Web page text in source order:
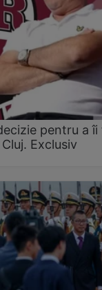
pentru a îi
Exclusiv